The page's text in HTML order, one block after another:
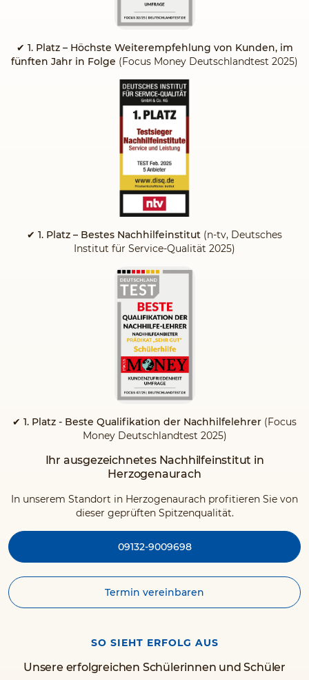
✔ 1. Platz – Höchste Weiterempfehlung von Kunden, im
fünften Jahr in Folge (Focus Money Deutschlandtest 2025)
✔ 1. Platz – Bestes Nachhilfeinstitut (n-tv, Deutsches
Institut für Service-Qualität 2025)
✔ 1. Platz - Beste Qualifikation der Nachhilfelehrer (Focus
Money Deutschlandtest 2025)
Ihr ausgezeichnetes Nachhilfeinstitut in
Herzogenaurach
In unserem Standort in Herzogenaurach profitieren Sie von
dieser geprüften Spitzenqualität.
09132-9009698
Termin vereinbaren
SO SIEHT ERFOLG AUS
Unsere erfolgreichen Schülerinnen und Schüler